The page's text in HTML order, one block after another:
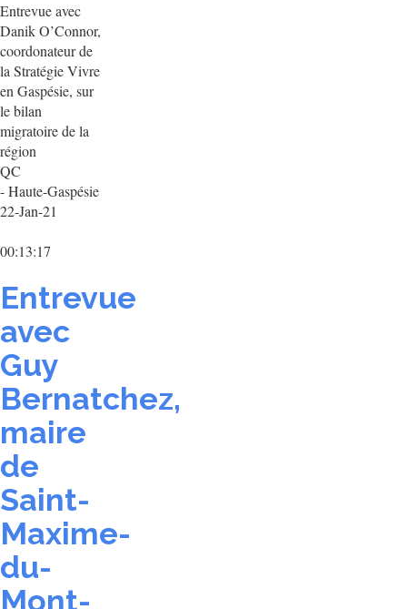
Entrevue avec
Danik O’Connor,
coordonateur de
la Stratégie Vivre
en Gaspésie, sur
le bilan
migratoire de la
région
QC
- Haute-Gaspésie
22-Jan-21
00:13:17
Entrevue
avec
Guy
Bernatchez,
maire
de
Saint-
Maxime-
du-
Mont-